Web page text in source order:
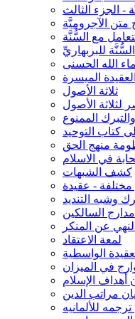
الجزء الثالث
الآجروميَّة
مع السُّنَّة
للبربهاريِّ
الله الحسنى
العقيدة الميسرة
ثلاثة الأصول
الأصول
الممنوع
كتاب التوحيد
منهج الحق
في الاسلام
كشف الشبهات
- عقيدة
وشبه التنديد
السالكين
عن المنكر
لمعة الاعتقاد
الواسطية
في الميزان
أهداف الإسلام
مراتب الدين
للألمانيه